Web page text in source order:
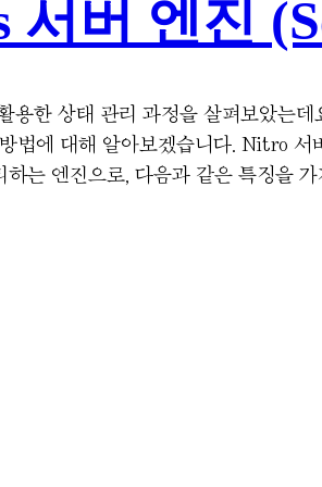
버 엔진
한 상태 관리 과정을 살펴보았는
법에 대해 알아보겠습니다. Nitro
는 엔진으로, 다음과 같은 특징을